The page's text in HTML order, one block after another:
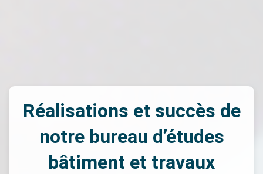
Réalisations et succès de
notre bureau d’études
bâtiment et travaux